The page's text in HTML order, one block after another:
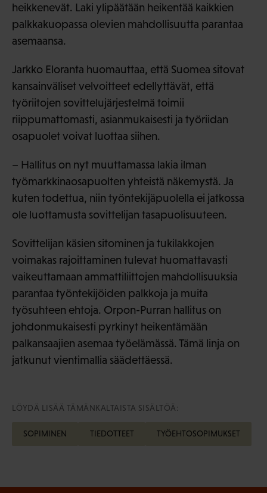
heikkenevät. Laki ylipäätään heikentää kaikkien
palkkakuopassa olevien mahdollisuutta parantaa
asemaansa.
Jarkko Eloranta huomauttaa, että Suomea sitovat
kansainväliset velvoitteet edellyttävät, että
työriitojen sovittelujärjestelmä toimii
riippumattomasti, asianmukaisesti ja työriidan
osapuolet voivat luottaa siihen.
– Hallitus on nyt muuttamassa lakia ilman
työmarkkinaosapuolten yhteistä näkemystä. Ja
kuten todettua, niin työntekijäpuolella ei jatkossa
ole luottamusta sovittelijan tasapuolisuuteen.
Sovittelijan käsien sitominen ja tukilakkojen
voimakas rajoittaminen tulevat huomattavasti
vaikeuttamaan ammattiliittojen mahdollisuuksia
parantaa työntekijöiden palkkoja ja muita
työsuhteen ehtoja. Orpon-Purran hallitus on
johdonmukaisesti pyrkinyt heikentämään
palkansaajien asemaa työelämässä. Tämä linja on
jatkunut vientimallia säädettäessä.
LÖYDÄ LISÄÄ TÄMÄNKALTAISTA SISÄLTÖÄ:
SOPIMINEN TIEDOTTEET TYÖEHTOSOPIMUKSET